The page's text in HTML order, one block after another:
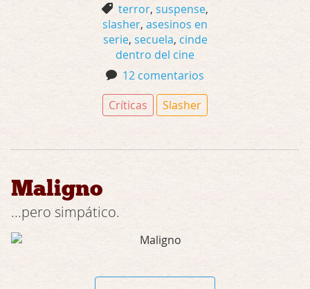
terror, suspense,
slasher, asesinos en
serie, secuela, cinde
dentro del cine
12 comentarios
Críticas
Slasher
Maligno
...pero simpático.